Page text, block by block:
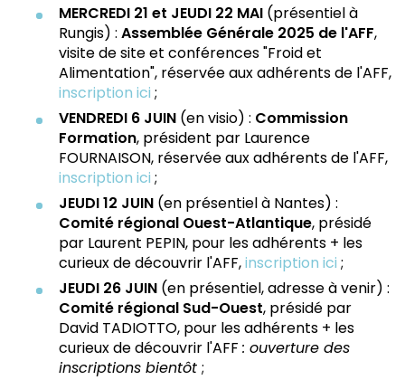
MERCREDI 21 et JEUDI 22 MAI (présentiel à
Rungis) : Assemblée Générale 2025 de l'AFF,
visite de site et conférences "Froid et
Alimentation", réservée aux adhérents de l'AFF,
inscription ici ;
VENDREDI 6 JUIN (en visio) : Commission
Formation, président par Laurence
FOURNAISON, réservée aux adhérents de l'AFF,
inscription ici ;
JEUDI 12 JUIN (en présentiel à Nantes) :
Comité régional Ouest-Atlantique, présidé
par Laurent PEPIN, pour les adhérents + les
curieux de découvrir l'AFF,inscription ici ;
JEUDI 26 JUIN (en présentiel, adresse à venir) :
Comité régional Sud-Ouest, présidé par
David TADIOTTO, pour les adhérents + les
curieux de découvrir l'AFF : ouverture des
inscriptions bientôt ;